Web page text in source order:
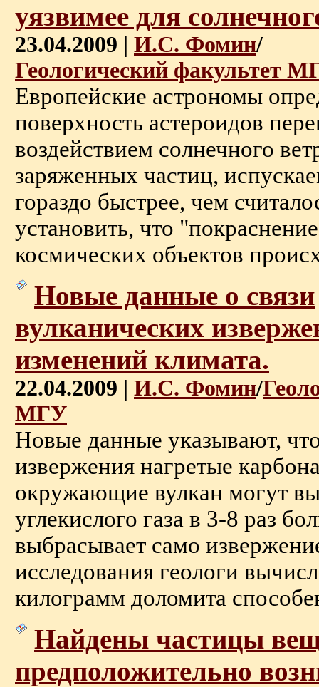
уязвимее для
23.04.2009 | И.С. Фомин/
Геологический факультет
Европейские астрономы
поверхность астероидов
воздействием солнечного
заряженных частиц,
гораздо быстрее, чем
установить, что
космических объектов
Новые данные о связи
вулканических
изменений климата.
22.04.2009 | И.С. Фомин/
МГУ
Новые данные указывают, что
извержения нагретые
окружающие вулкан могут
углекислого газа в 3-8 раз
выбрасывает само
исследования геологи
килограмм доломита
Найдены частицы
предположительно